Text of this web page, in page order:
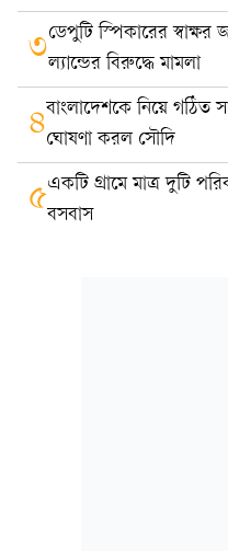
৩ডেপুটি স্পিকারের
ল্যান্ডের বিরুদ্ধে মামলা
৪বাংলাদেশকে নিয়ে গঠিত
ঘোষণা করল সৌদি
৫একটি গ্রামে মাত্র দুটি
বসবাস